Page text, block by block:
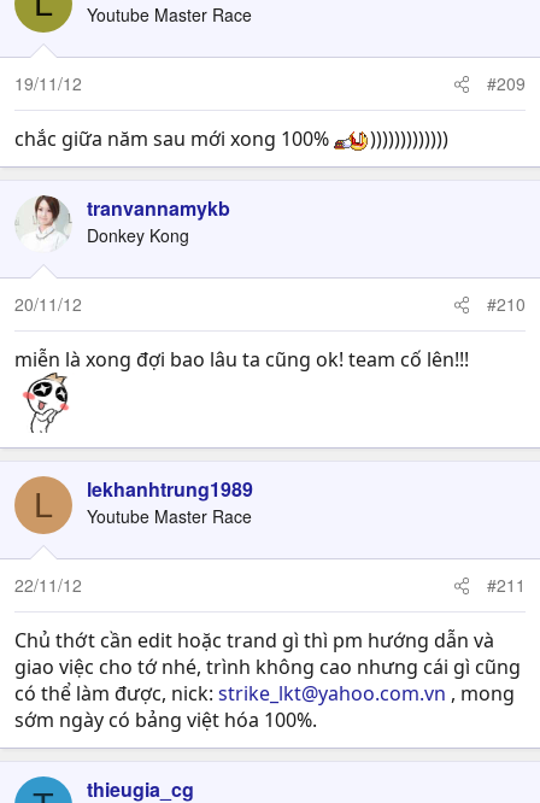
Youtube Master Race
19/11/12 #209
chắc giữa năm sau mới xong 100% )))))))))))))
tranvannamykb
Donkey Kong
20/11/12 #210
miễn là xong đợi bao lâu ta cũng ok! team cố lên!!!
L lekhanhtrung1989
Youtube Master Race
22/11/12 #211
Chủ thớt cần edit hoặc trand gì thì pm hướng dẫn và
giao việc cho tớ nhé, trình không cao nhưng cái gì cũng
có thể làm được, nick: strike_lkt@yahoo.com.vn , mong
sớm ngày có bảng việt hóa 100%.
thieugia_cg